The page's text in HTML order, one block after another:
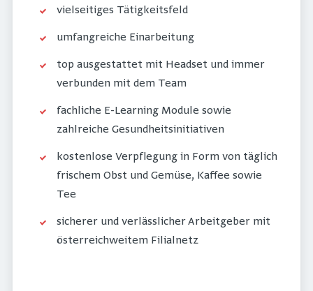
vielseitiges Tätigkeitsfeld
umfangreiche Einarbeitung
top ausgestattet mit Headset und immer
verbunden mit dem Team
fachliche E-Learning Module sowie
zahlreiche Gesundheitsinitiativen
kostenlose Verpflegung in Form von täglich
frischem Obst und Gemüse, Kaffee sowie
Tee
sicherer und verlässlicher Arbeitgeber mit
österreichweitem Filialnetz